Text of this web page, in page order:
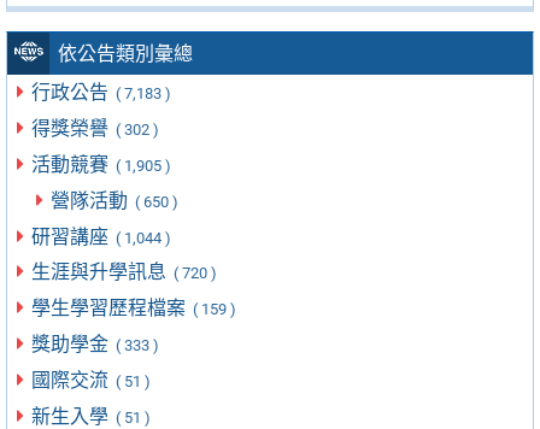
依公告類別彙總
行政公告 ( 7,183 )
得獎榮譽 ( 302 )
活動競賽 ( 1,905 )
營隊活動 ( 650 )
研習講座 ( 1,044 )
生涯與升學訊息 ( 720 )
學生學習歷程檔案 ( 159 )
獎助學金 ( 333 )
國際交流 ( 51 )
新生入學 ( 51 )